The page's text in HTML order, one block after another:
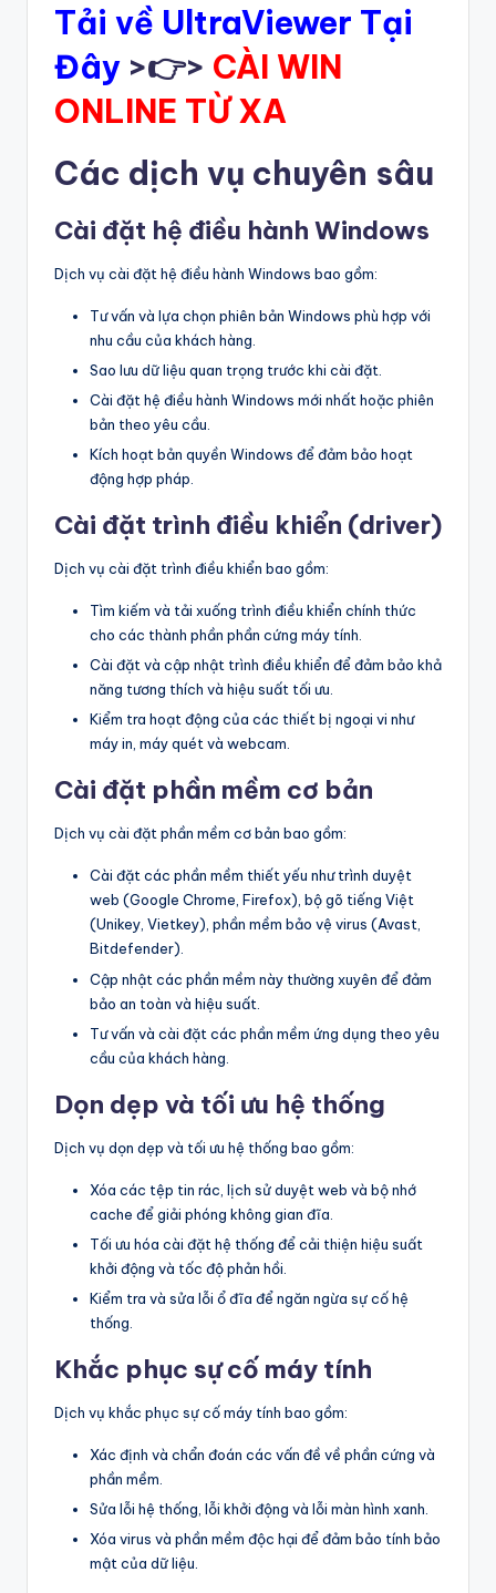
Tải về UltraViewer Tại
Đây >👉> CÀI WIN
ONLINE TỪ XA
Các dịch vụ chuyên sâu
Cài đặt hệ điều hành Windows
Dịch vụ cài đặt hệ điều hành Windows bao gồm:
Tư vấn và lựa chọn phiên bản Windows phù hợp với
nhu cầu của khách hàng.
Sao lưu dữ liệu quan trọng trước khi cài đặt.
Cài đặt hệ điều hành Windows mới nhất hoặc phiên
bản theo yêu cầu.
Kích hoạt bản quyền Windows để đảm bảo hoạt
động hợp pháp.
Cài đặt trình điều khiển (driver)
Dịch vụ cài đặt trình điều khiển bao gồm:
Tìm kiếm và tải xuống trình điều khiển chính thức
cho các thành phần phần cứng máy tính.
Cài đặt và cập nhật trình điều khiển để đảm bảo khả
năng tương thích và hiệu suất tối ưu.
Kiểm tra hoạt động của các thiết bị ngoại vi như
máy in, máy quét và webcam.
Cài đặt phần mềm cơ bản
Dịch vụ cài đặt phần mềm cơ bản bao gồm:
Cài đặt các phần mềm thiết yếu như trình duyệt
web (Google Chrome, Firefox), bộ gõ tiếng Việt
(Unikey, Vietkey), phần mềm bảo vệ virus (Avast,
Bitdefender).
Cập nhật các phần mềm này thường xuyên để đảm
bảo an toàn và hiệu suất.
Tư vấn và cài đặt các phần mềm ứng dụng theo yêu
cầu của khách hàng.
Dọn dẹp và tối ưu hệ thống
Dịch vụ dọn dẹp và tối ưu hệ thống bao gồm:
Xóa các tệp tin rác, lịch sử duyệt web và bộ nhớ
cache để giải phóng không gian đĩa.
Tối ưu hóa cài đặt hệ thống để cải thiện hiệu suất
khởi động và tốc độ phản hồi.
Kiểm tra và sửa lỗi ổ đĩa để ngăn ngừa sự cố hệ
thống.
Khắc phục sự cố máy tính
Dịch vụ khắc phục sự cố máy tính bao gồm:
Xác định và chẩn đoán các vấn đề về phần cứng và
phần mềm.
Sửa lỗi hệ thống, lỗi khởi động và lỗi màn hình xanh.
Xóa virus và phần mềm độc hại để đảm bảo tính bảo
mật của dữ liệu.